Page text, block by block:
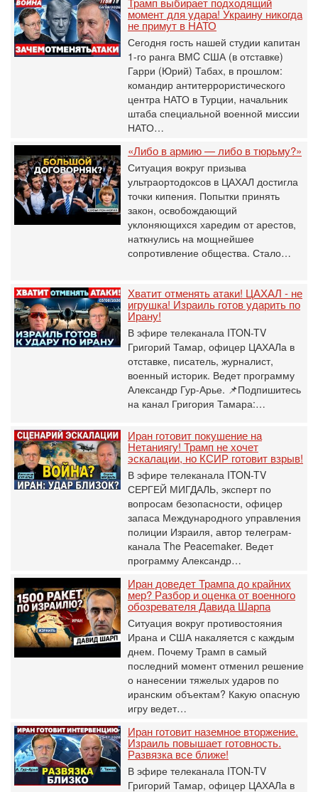
момент для удара! Украину никогда
не примут в НАТО
Сегодня гость нашей студии капитан
1-го ранга ВМC США (в отставке)
Гарри (Юрий) Табах, в прошлом:
командир антитеррористического
центра НАТО в Турции, начальник
штаба специальной военной миссии
НАТО…
«Либо в армию — либо в тюрьму?»
Ситуация вокруг призыва
ультраортодоксов в ЦАХАЛ достигла
точки кипения. Попытки принять
закон, освобождающий
уклоняющихся харедим от арестов,
наткнулись на мощнейшее
сопротивление общества. Стало…
Хватит отменять атаки! ЦАХАЛ - не
игрушка! Израиль готов ударить по
Ирану!
В эфире телеканала ITON-TV
Григорий Тамар, офицер ЦАХАЛа в
отставке, писатель, журналист,
военный историк. Ведет программу
Александр Гур-Арье. 📌Подпишитесь
на канал Григория Тамара:…
Иран готовит покушение на
Нетаниягу! Трамп не хочет
эскалации, но КСИР готовит взрыв!
В эфире телеканала ITON-TV
СЕРГЕЙ МИГДАЛЬ, эксперт по
вопросам безопасности, офицер
запаса Международного управления
полиции Израиля, автор телеграм-
канала The Peacemaker. Ведет
программу Александр…
Иран доведет Трампа до крайних
мер? Разбор и оценка от военного
обозревателя Давида Шарпа
Ситуация вокруг противостояния
Ирана и США накаляется с каждым
днем. Почему Трамп в самый
последний момент отменил решение
о нанесении тяжелых ударов по
иранским объектам? Какую опасную
игру ведет…
Иран готовит наземное вторжение.
Израиль повышает готовность.
Развязка все ближе!
В эфире телеканала ITON-TV
Григорий Тамар, офицер ЦАХАЛа в